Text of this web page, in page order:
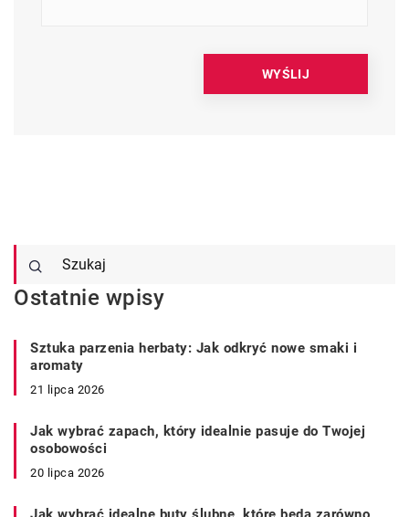
Ostatnie wpisy
Sztuka parzenia herbaty: Jak odkryć nowe smaki i
aromaty
21 lipca 2026
Jak wybrać zapach, który idealnie pasuje do Twojej
osobowości
20 lipca 2026